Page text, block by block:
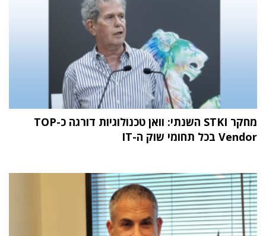
מחקר STKI השנתי: וואן טכנולוגיות דורגה כ-TOP
Vendor בכל תחומי שוק ה-IT